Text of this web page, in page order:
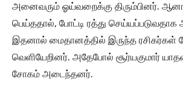
அனைவரும் ஓய்வறைக்கு திரும்பினர்.
பெய்ததால், போட்டி ரத்து செய்யப்படுவதாக
இதனால் மைதானத்தில் இருந்த ரசிகர்கள்
வெளியேறினர். அதேபோல் சூர்யகுமார்
சோகம் அடைந்தனர்.